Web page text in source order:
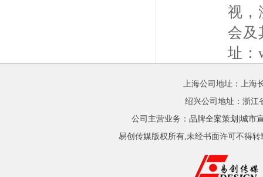
视，
会及
址：
上海公司地址：上海
绍兴公司地址：浙江
公司主营业务： 品牌全案策划 城市
易创传媒版权所有,未经书面许可不得转